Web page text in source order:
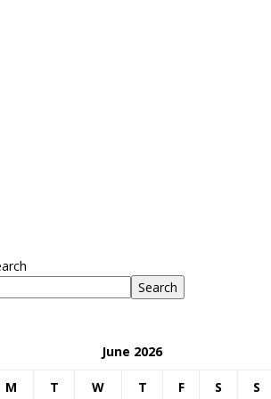
Search
June 2026
M T W T F S S